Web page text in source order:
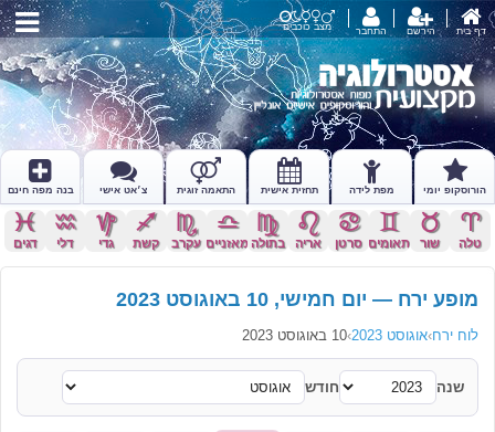
דף בית הירשם התחבר מצב כוכבים
הורוסקופ יומי מפת לידה תחזית אישית התאמה זוגית צ׳אט אישי בנה מפה חינם
a
טלה
s
שור
d
תאומים
f
סרטן
g
אריה
h
בתולה
j
מאזניים
k
עקרב
l
קשת
z
גדי
x
דלי
c
דגים
מופע ירח — יום חמישי, 10 באוגוסט 2023
לוח ירח›אוגוסט 2023 ›10 באוגוסט 2023
שנה חודש